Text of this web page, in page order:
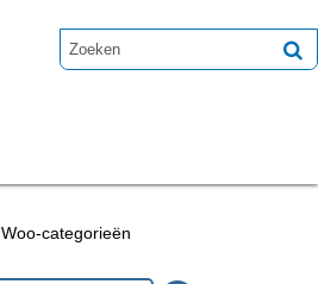
Woo-categorieën